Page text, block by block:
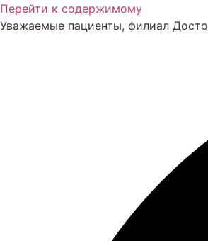
Перейти к содержимому
Уважаемые пациенты, филиал